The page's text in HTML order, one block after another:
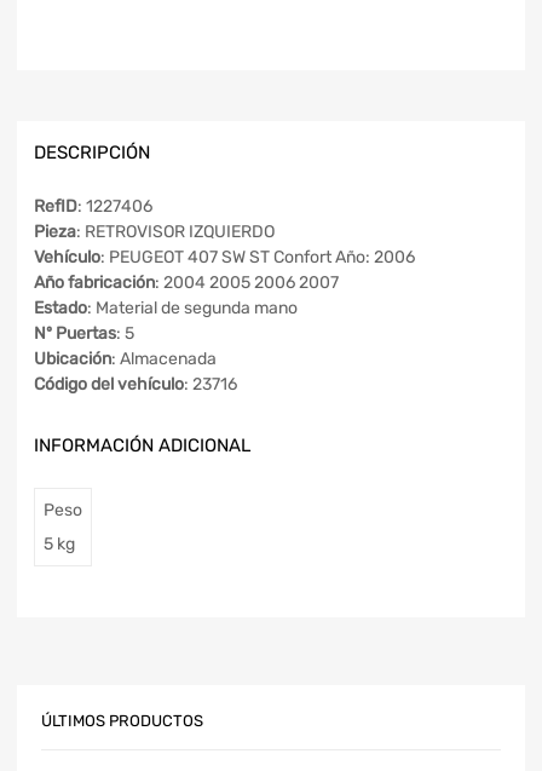
DESCRIPCIÓN
RefID: 1227406
Pieza: RETROVISOR IZQUIERDO
Vehículo: PEUGEOT 407 SW ST Confort Año: 2006
Año fabricación: 2004 2005 2006 2007
Estado: Material de segunda mano
Nº Puertas: 5
Ubicación: Almacenada
Código del vehículo: 23716
INFORMACIÓN ADICIONAL
Peso
5 kg
ÚLTIMOS PRODUCTOS